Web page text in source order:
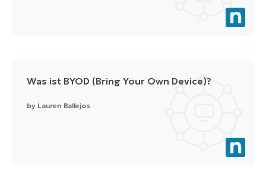
Was ist BYOD (Bring Your Own Device)?
by Lauren Ballejos